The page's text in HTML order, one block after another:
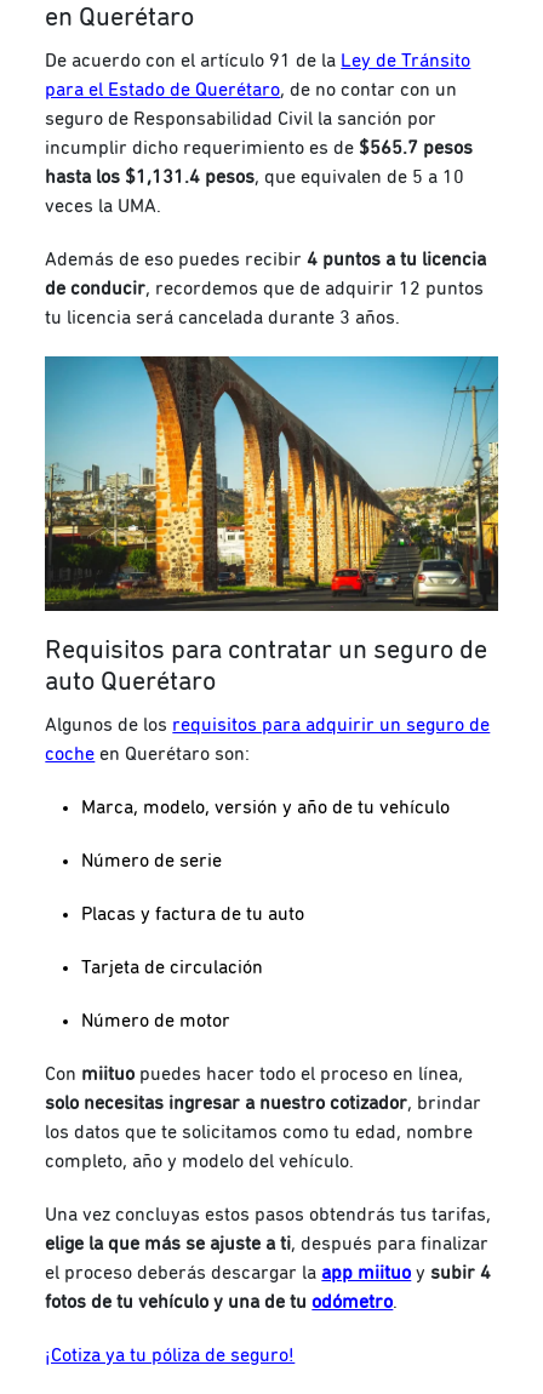
en Querétaro
De acuerdo con el artículo 91 de la Ley de Tránsito
para el Estado de Querétaro, de no contar con un
seguro de Responsabilidad Civil la sanción por
incumplir dicho requerimiento es de $565.7 pesos
hasta los $1,131.4 pesos, que equivalen de 5 a 10
veces la UMA.
Además de eso puedes recibir4 puntos a tu licencia
de conducir, recordemos que de adquirir 12 puntos
tu licencia será cancelada durante 3 años.
Requisitos para contratar un seguro de
auto Querétaro
Algunos de los requisitos para adquirir un seguro de
coche en Querétaro son:
Marca, modelo, versión y año de tu vehículo
Número de serie
Placas y factura de tu auto
Tarjeta de circulación
Número de motor
Con miituo puedes hacer todo el proceso en línea,
solo necesitas ingresar a nuestro cotizador, brindar
los datos que te solicitamos como tu edad, nombre
completo, año y modelo del vehículo.
Una vez concluyas estos pasos obtendrás tus tarifas,
elige la que más se ajuste a ti, después para finalizar
el proceso deberás descargar la app miituo ysubir 4
fotos de tu vehículo y una de tuodómetro.
¡Cotiza ya tu póliza de seguro!